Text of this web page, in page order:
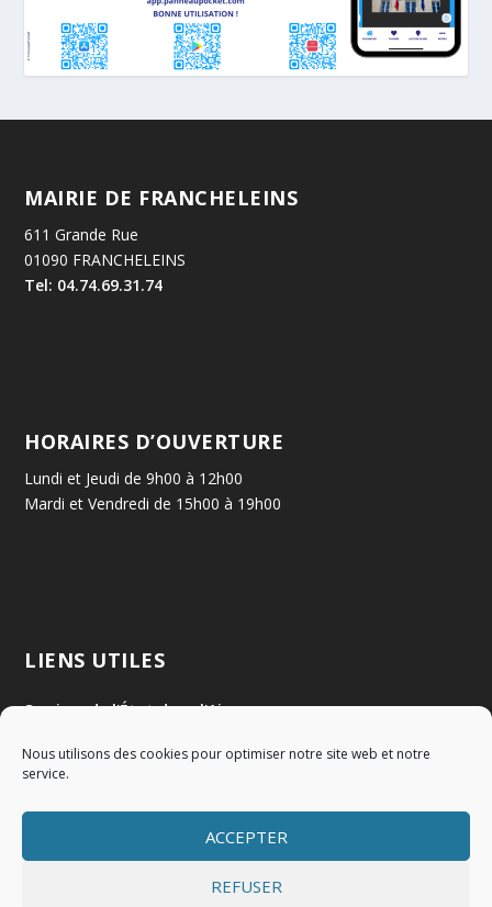
Nous utilisons des cookies pour optimiser notre site web et notre
service.
ACCEPTER
REFUSER
MAIRIE DE FRANCHELEINS
611 Grande Rue
01090 FRANCHELEINS
Tel: 04.74.69.31.74
HORAIRES D’OUVERTURE
Lundi et Jeudi de 9h00 à 12h00
Mardi et Vendredi de 15h00 à 19h00
LIENS UTILES
Services de l'État dans l'Ain
Communauté de Communes Val de Saône Centre
SMIDOM